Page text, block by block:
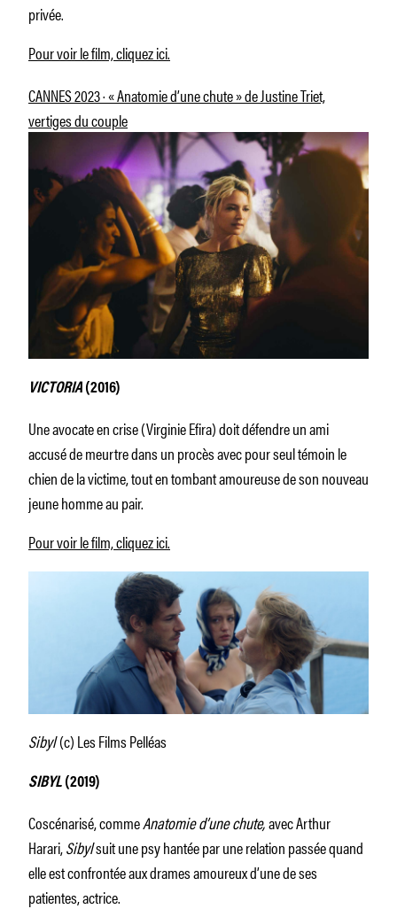
privée.
Pour voir le film, cliquez ici.
CANNES 2023 · « Anatomie d’une chute » de Justine Triet,
vertiges du couple
VICTORIA (2016)
Une avocate en crise (Virginie Efira) doit défendre un ami
accusé de meurtre dans un procès avec pour seul témoin le
chien de la victime, tout en tombant amoureuse de son nouveau
jeune homme au pair.
Pour voir le film, cliquez ici.
Sibyl(c) Les Films Pelléas
SIBYL (2019)
Coscénarisé, commeAnatomie d’une chute,avec Arthur
Harari,Sibylsuit une psy hantée par une relation passée quand
elle est confrontée aux drames amoureux d’une de ses
patientes, actrice.